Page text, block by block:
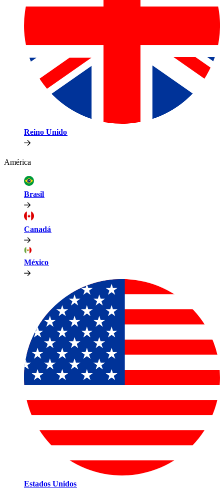
Reino Unido​​
América​​
Brasil​​
Canadá​​
México​​
Estados Unidos​​